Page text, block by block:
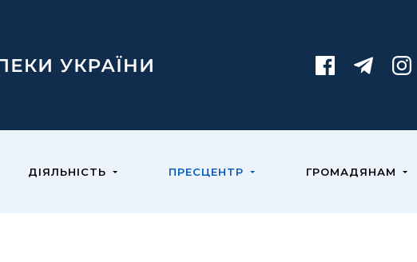
ДІЯЛЬНІСТЬ ПРЕСЦЕНТР ГРОМАДЯНАМ